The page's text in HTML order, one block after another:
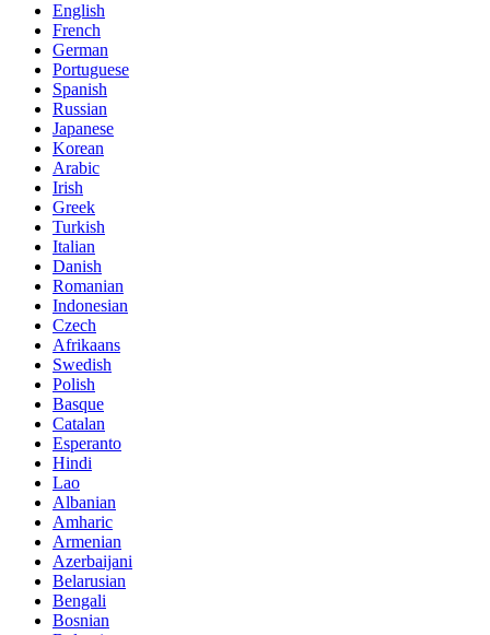
English
French
German
Portuguese
Spanish
Russian
Japanese
Korean
Arabic
Irish
Greek
Turkish
Italian
Danish
Romanian
Indonesian
Czech
Afrikaans
Swedish
Polish
Basque
Catalan
Esperanto
Hindi
Lao
Albanian
Amharic
Armenian
Azerbaijani
Belarusian
Bengali
Bosnian